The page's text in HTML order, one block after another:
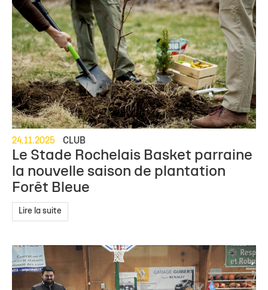
24.11.2025 CLUB
Le Stade Rochelais Basket parraine
la nouvelle saison de plantation
Forêt Bleue
Lire la suite